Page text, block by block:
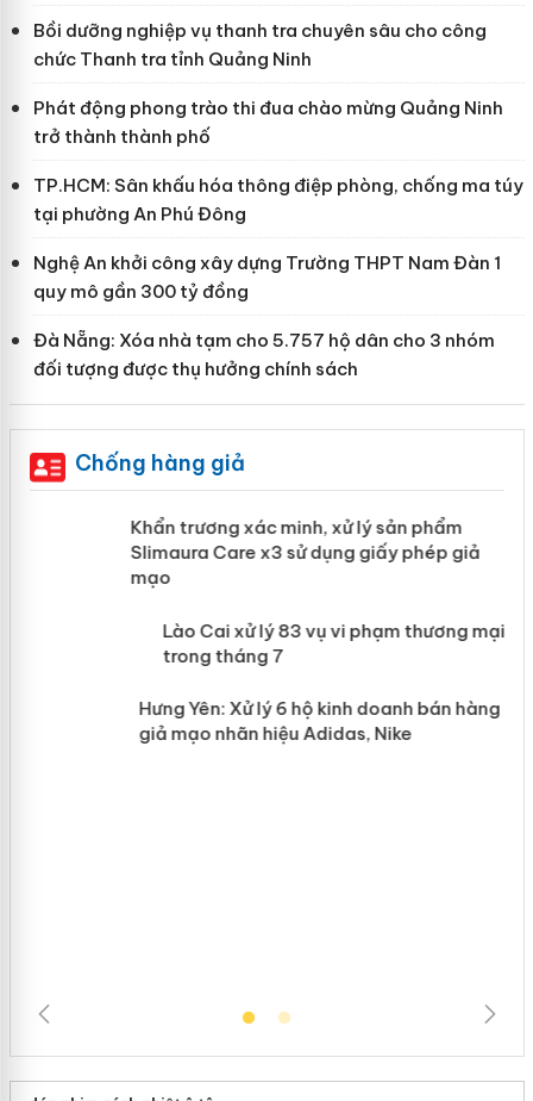
Bồi dưỡng nghiệp vụ thanh tra chuyên sâu cho công
chức Thanh tra tỉnh Quảng Ninh
Phát động phong trào thi đua chào mừng Quảng Ninh
trở thành thành phố
TP.HCM: Sân khấu hóa thông điệp phòng, chống ma túy
tại phường An Phú Đông
Nghệ An khởi công xây dựng Trường THPT Nam Đàn 1
quy mô gần 300 tỷ đồng
Đà Nẵng: Xóa nhà tạm cho 5.757 hộ dân cho 3 nhóm
đối tượng được thụ hưởng chính sách
Chống hàng giả
Khẩn trương xác minh, xử lý sản phẩm
Slimaura Care x3 sử dụng giấy phép
giả mạo
mại trong tháng 7